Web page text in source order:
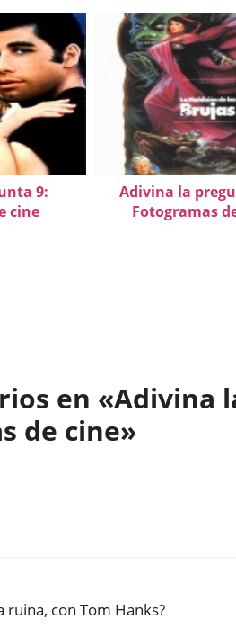
9:
cine
Adivina la
Fotogramas
en «Adivina
de cine»
ruina, con Tom Hanks?